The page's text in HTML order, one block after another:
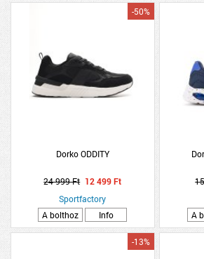
Dorko ODDITY
-50%
24 999 Ft 12 499 Ft
Sportfactory
A bolthoz
Info
A
-13%